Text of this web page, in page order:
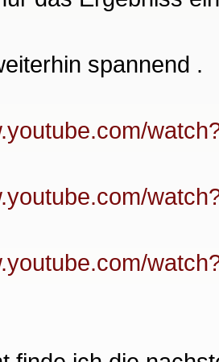
spannend .